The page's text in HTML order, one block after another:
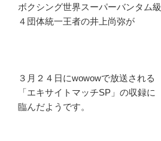
ボクシング世界スーパーバンタム級
４団体統一王者の井上尚弥が
３月２４日にwowowで放送される
「エキサイトマッチSP」の収録に
臨んだようです。